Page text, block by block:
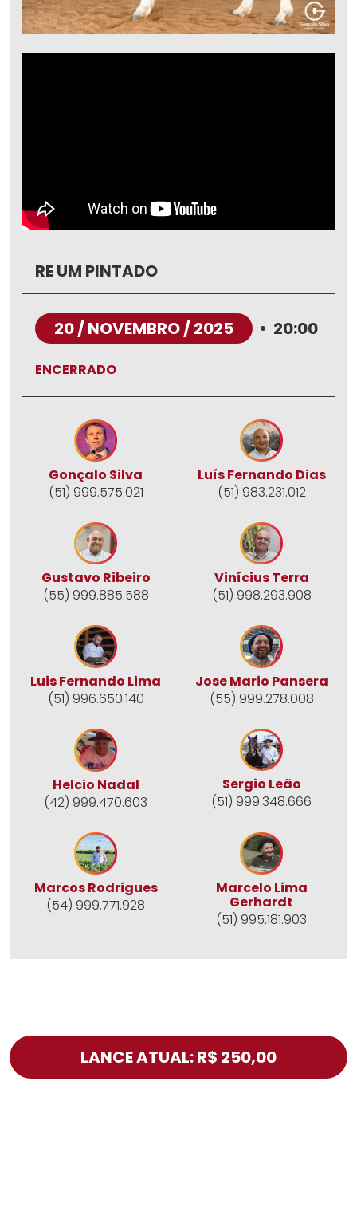
RE UM PINTADO
20 / NOVEMBRO / 2025 • 20:00
ENCERRADO
Gonçalo Silva
(51) 999.575.021
Luís Fernando Dias
(51) 983.231.012
Gustavo Ribeiro
(55) 999.885.588
Vinícius Terra
(51) 998.293.908
Luis Fernando Lima
(51) 996.650.140
Jose Mario Pansera
(55) 999.278.008
Helcio Nadal
(42) 999.470.603
Sergio Leão
(51) 999.348.666
Marcos Rodrigues
(54) 999.771.928
Marcelo Lima
Gerhardt
(51) 995.181.903
LANCE ATUAL: R$ 250,00